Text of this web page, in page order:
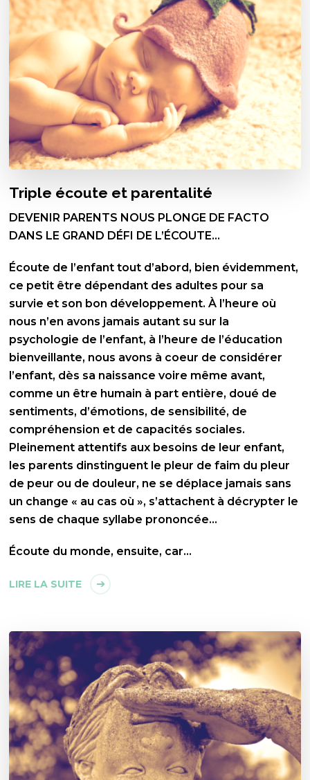
Triple écoute et parentalité
DEVENIR PARENTS NOUS PLONGE DE FACTO
DANS LE GRAND DÉFI DE L’ÉCOUTE…
Écoute de l’enfant tout d’abord, bien évidemment,
ce petit être dépendant des adultes pour sa
survie et son bon développement. À l’heure où
nous n’en avons jamais autant su sur la
psychologie de l’enfant, à l’heure de l’éducation
bienveillante, nous avons à coeur de considérer
l’enfant, dès sa naissance voire même avant,
comme un être humain à part entière, doué de
sentiments, d’émotions, de sensibilité, de
compréhension et de capacités sociales.
Pleinement attentifs aux besoins de leur enfant,
les parents dinstinguent le pleur de faim du pleur
de peur ou de douleur, ne se déplace jamais sans
un change « au cas où », s’attachent à décrypter le
sens de chaque syllabe prononcée…
Écoute du monde, ensuite, car…
LIRE LA SUITE